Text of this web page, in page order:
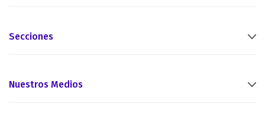
Secciones
Nuestros Medios